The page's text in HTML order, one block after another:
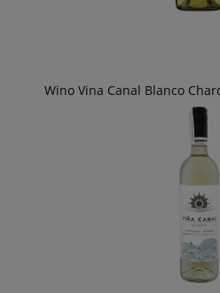
Wino Vina Canal Blanco